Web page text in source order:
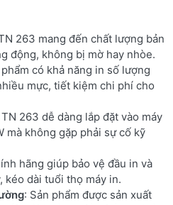
263 mang đến chất lượng bản
động, không bị mờ hay nhòe.
phẩm có khả năng in số lượng
mực, tiết kiệm chi phí cho
263 dễ dàng lắp đặt vào máy
mà không gặp phải sự cố kỹ
hãng giúp bảo vệ đầu in và
kéo dài tuổi thọ máy in.
: Sản phẩm được sản xuất